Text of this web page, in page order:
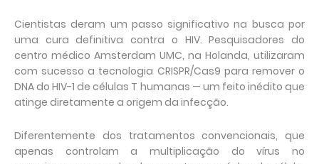
Cientistas deram um passo significativo na busca por
uma cura definitiva contra o HIV. Pesquisadores do
centro médico Amsterdam UMC, na Holanda, utilizaram
com sucesso a tecnologia CRISPR/Cas9 para remover o
DNA do HIV-1 de células T humanas — um feito inédito que
atinge diretamente a origem da infecção.
Diferentemente dos tratamentos convencionais, que
apenas controlam a multiplicação do vírus no